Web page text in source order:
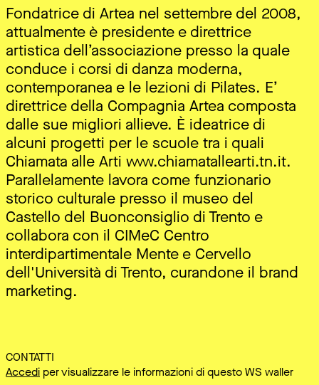
Fondatrice di Artea nel settembre del 2008,
attualmente è presidente e direttrice
artistica dell’associazione presso la quale
conduce i corsi di danza moderna,
contemporanea e le lezioni di Pilates. E’
direttrice della Compagnia Artea composta
dalle sue migliori allieve. È ideatrice di
alcuni progetti per le scuole tra i quali
Chiamata alle Arti www.chiamatallearti.tn.it.
Parallelamente lavora come funzionario
storico culturale presso il museo del
Castello del Buonconsiglio di Trento e
collabora con il CIMeC Centro
interdipartimentale Mente e Cervello
dell'Università di Trento, curandone il brand
marketing.
CONTATTI
Accedi per visualizzare le informazioni di questo WS waller